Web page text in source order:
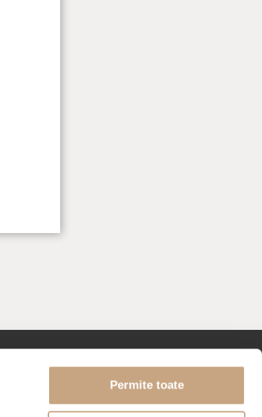
Permite toate